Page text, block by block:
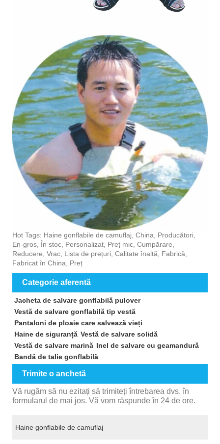
Hot Tags: Haine gonflabile de camuflaj, China, Producători,
En-gros, În stoc, Personalizat, Preț mic, Cumpărare,
Reducere, Vrac, Lista de prețuri, Calitate înaltă, Fabrică,
Fabricat în China, Preț
Categorie aferentă
Jacheta de salvare gonflabilă pulover
Vestă de salvare gonflabilă tip vestă
Pantaloni de ploaie care salvează vieți
Haine de siguranță Vestă de salvare solidă
Vestă de salvare marină Inel de salvare cu geamandură
Bandă de talie gonflabilă
Trimite o anchetă
Vă rugăm să nu ezitați să trimiteți întrebarea dvs. în
formularul de mai jos. Vă vom răspunde în 24 de ore.